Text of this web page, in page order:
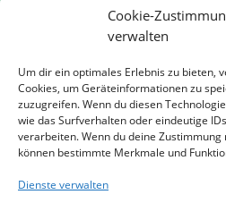
Cookie-
verwalten
Um dir ein optimales Erlebnis zu bieten,
Cookies, um Geräteinformationen zu
zuzugreifen. Wenn du diesen
wie das Surfverhalten oder eindeutige
verarbeiten. Wenn du deine
können bestimmte Merkmale und
Dienste verwalten
 0203 - 9 85 79 14 - 14
 info@bunter-kreis-